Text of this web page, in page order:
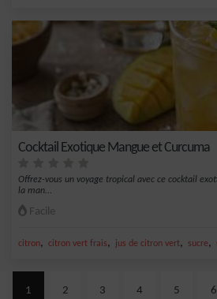
Cocktail Exotique Mangue et Curcuma
Offrez-vous un voyage tropical avec ce cocktail
la man...
Facile
citron, citron vert frais, jus de citron vert, sucre,
1 2 3 4 5 6